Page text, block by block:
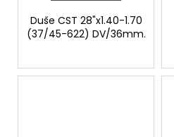
Duše CST 28"x1.40-1.70
(37/45-622) DV/36mm.